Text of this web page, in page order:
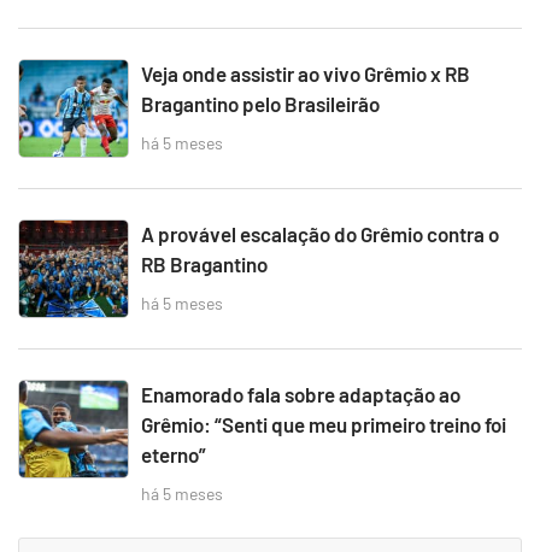
Veja onde assistir ao vivo Grêmio x RB
Bragantino pelo Brasileirão
há 5 meses
A provável escalação do Grêmio contra o
RB Bragantino
há 5 meses
Enamorado fala sobre adaptação ao
Grêmio: “Senti que meu primeiro treino foi
eterno”
há 5 meses